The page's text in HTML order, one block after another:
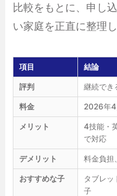
比較をもとに、申し
い家庭を正直に整理し
項目 結論
評判 継続でき
料金 2026年4
メリット
4技能・
で対応
デメリット 料金負担
おすすめな子
タブレ
子